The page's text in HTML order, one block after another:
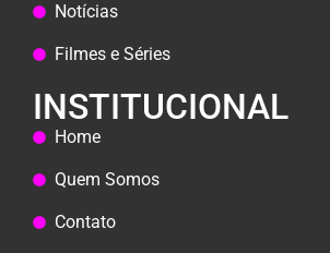
Notícias
Filmes e Séries
INSTITUCIONAL
Home
Quem Somos
Contato